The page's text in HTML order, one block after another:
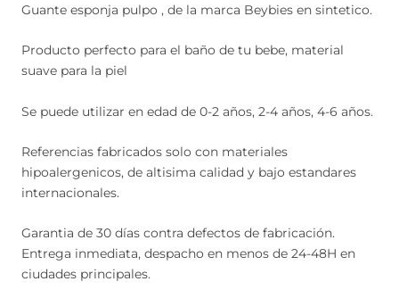
Guante esponja pulpo , de la marca Beybies en sintetico.
Producto perfecto para el baño de tu bebe, material
suave para la piel
Se puede utilizar en edad de 0-2 años, 2-4 años, 4-6 años.
Referencias fabricados solo con materiales
hipoalergenicos, de altisima calidad y bajo estandares
internacionales.
Garantia de 30 días contra defectos de fabricación.
Entrega inmediata, despacho en menos de 24-48H en
ciudades principales.